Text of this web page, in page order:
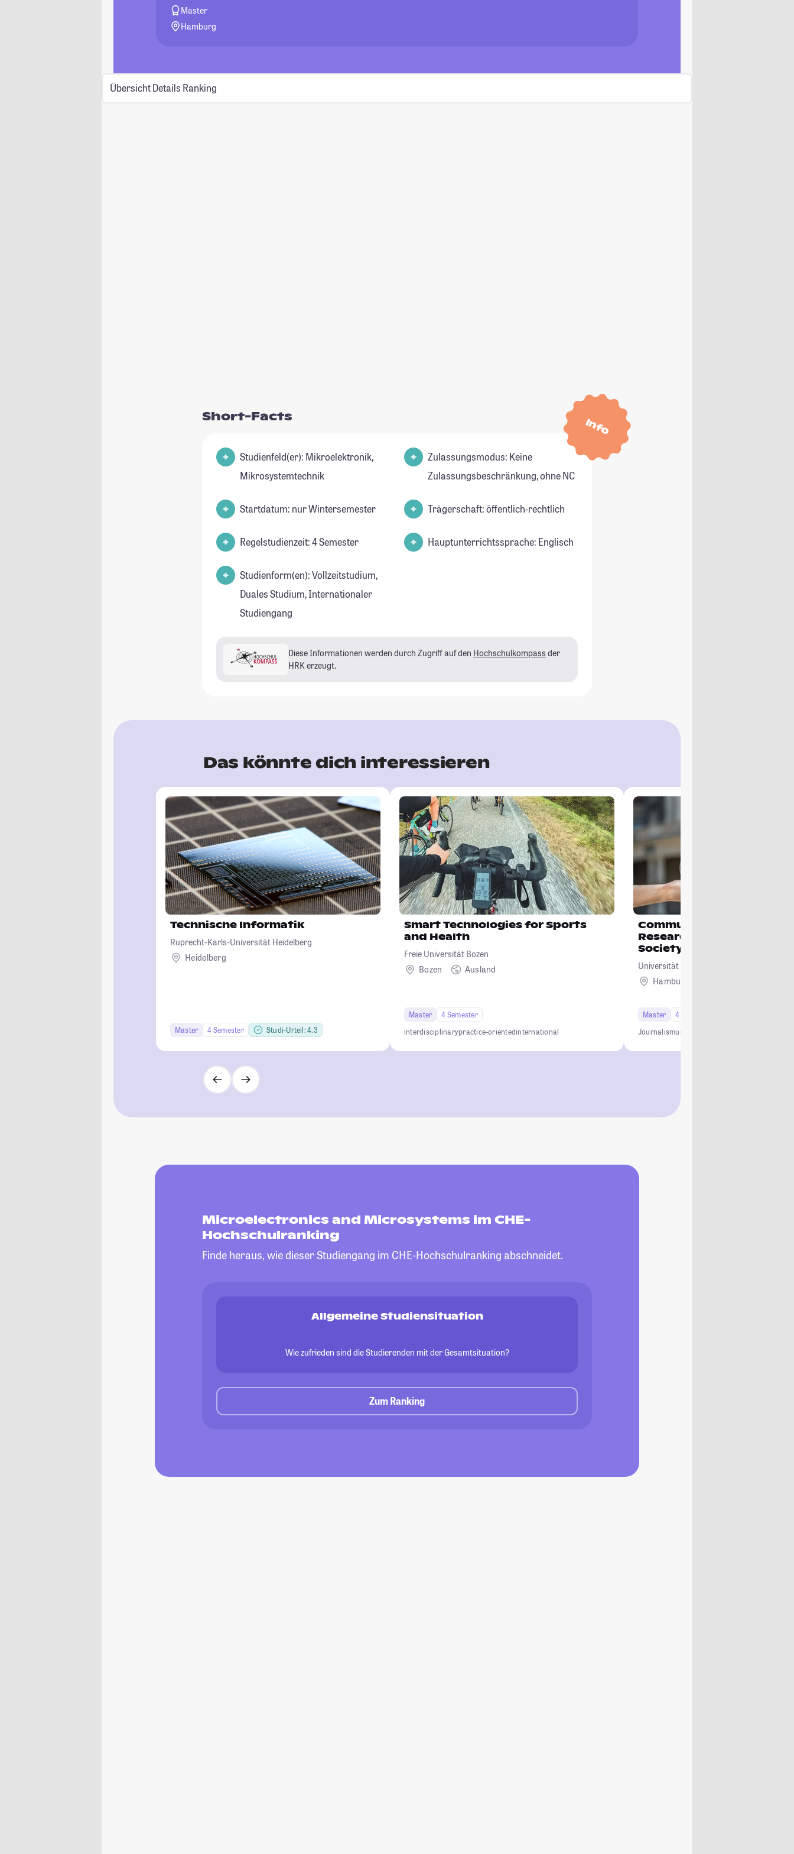
Master
Hamburg
Übersicht Details Ranking
Info
Short-Facts
Studienfeld(er): Mikroelektronik,
Mikrosystemtechnik
Startdatum: nur Wintersemester
Regelstudienzeit: 4 Semester
Studienform(en): Vollzeitstudium,
Duales Studium, Internationaler
Studiengang
Zulassungsmodus: Keine
Zulassungsbeschränkung, ohne NC
Trägerschaft: öffentlich-rechtlich
Hauptunterrichtssprache: Englisch
Diese Informationen werden durch Zugriff auf den Hochschulkompass der
HRK erzeugt.
Das könnte dich interessieren
Technische Informatik
Ruprecht-Karls-Universität Heidelberg
Heidelberg
Master 4 Semester Studi-Urteil: 4.3
Smart Technologies for Sports
and Health
Freie Universität Bozen
Bozen
Ausland
Master
4 Semester
interdisciplinarypractice-orientedinternational
Communication and
Research for a
Society (ComSustain)
Universität Hamburg
Hamburg
Master
4 Semester
Journalismus
Microelectronics and Microsystems im CHE-
Hochschulranking
Finde heraus, wie dieser Studiengang im CHE-Hochschulranking abschneidet.
Allgemeine Studiensituation
Wie zufrieden sind die Studierenden mit der Gesamtsituation?
Zum Ranking